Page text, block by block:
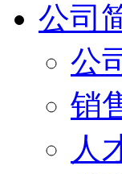
公司
公
销
人